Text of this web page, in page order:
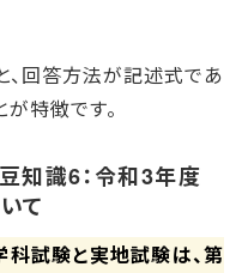
回答方法が記述式であ
特徴です。
知識6：令和3年度
て
試験と実地試験は、第